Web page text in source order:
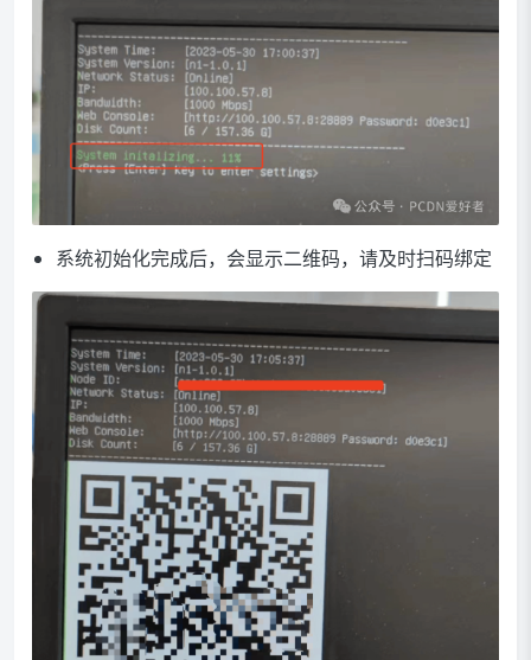
系统初始化完成后，会显示二维码，请及时扫码绑定